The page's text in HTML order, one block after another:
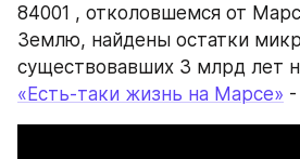
84001 , отколовшемся от
Землю, найдены остатки
существовавших 3 млрд лет
«Есть-таки жизнь на Марсе»